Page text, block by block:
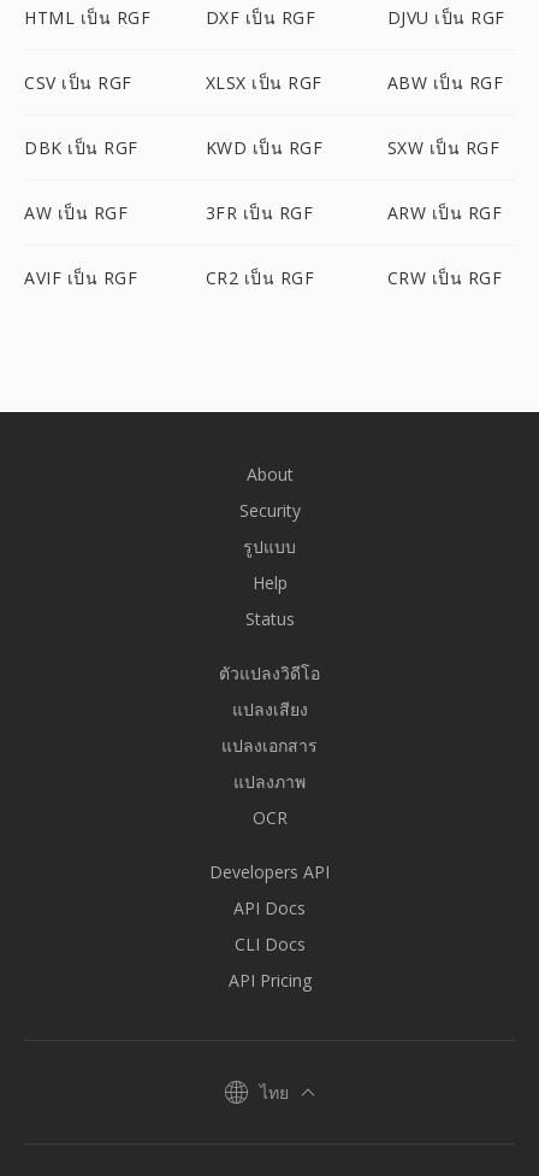
HTML เป็น RGF DXF เป็น RGF DJVU เป็น RGF
CSV เป็น RGF XLSX เป็น RGF ABW เป็น RGF
DBK เป็น RGF KWD เป็น RGF SXW เป็น RGF
AW เป็น RGF 3FR เป็น RGF ARW เป็น RGF
AVIF เป็น RGF CR2 เป็น RGF CRW เป็น RGF
About
Security
รูปแบบ
Help
Status
ตัวแปลงวิดีโอ
แปลงเสียง
แปลงเอกสาร
แปลงภาพ
OCR
Developers API
API Docs
CLI Docs
API Pricing
ไทย